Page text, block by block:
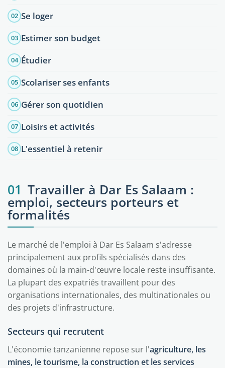
02 Se loger
03 Estimer son budget
04 Étudier
05 Scolariser ses enfants
06 Gérer son quotidien
07 Loisirs et activités
08 L'essentiel à retenir
01 Travailler à Dar Es Salaam :
emploi, secteurs porteurs et
formalités
Le marché de l'emploi à Dar Es Salaam s'adresse
principalement aux profils spécialisés dans des
domaines où la main-d'œuvre locale reste insuffisante.
La plupart des expatriés travaillent pour des
organisations internationales, des multinationales ou
des projets d'infrastructure.
Secteurs qui recrutent
L'économie tanzanienne repose sur l'agriculture, les
mines, le tourisme, la construction et les services